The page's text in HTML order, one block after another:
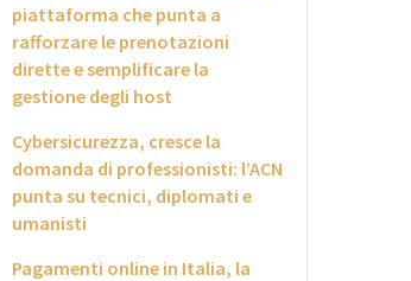
piattaforma che punta a
rafforzare le prenotazioni
dirette e semplificare la
gestione degli host
Cybersicurezza, cresce la
domanda di professionisti: l’ACN
punta su tecnici, diplomati e
umanisti
Pagamenti online in Italia, la